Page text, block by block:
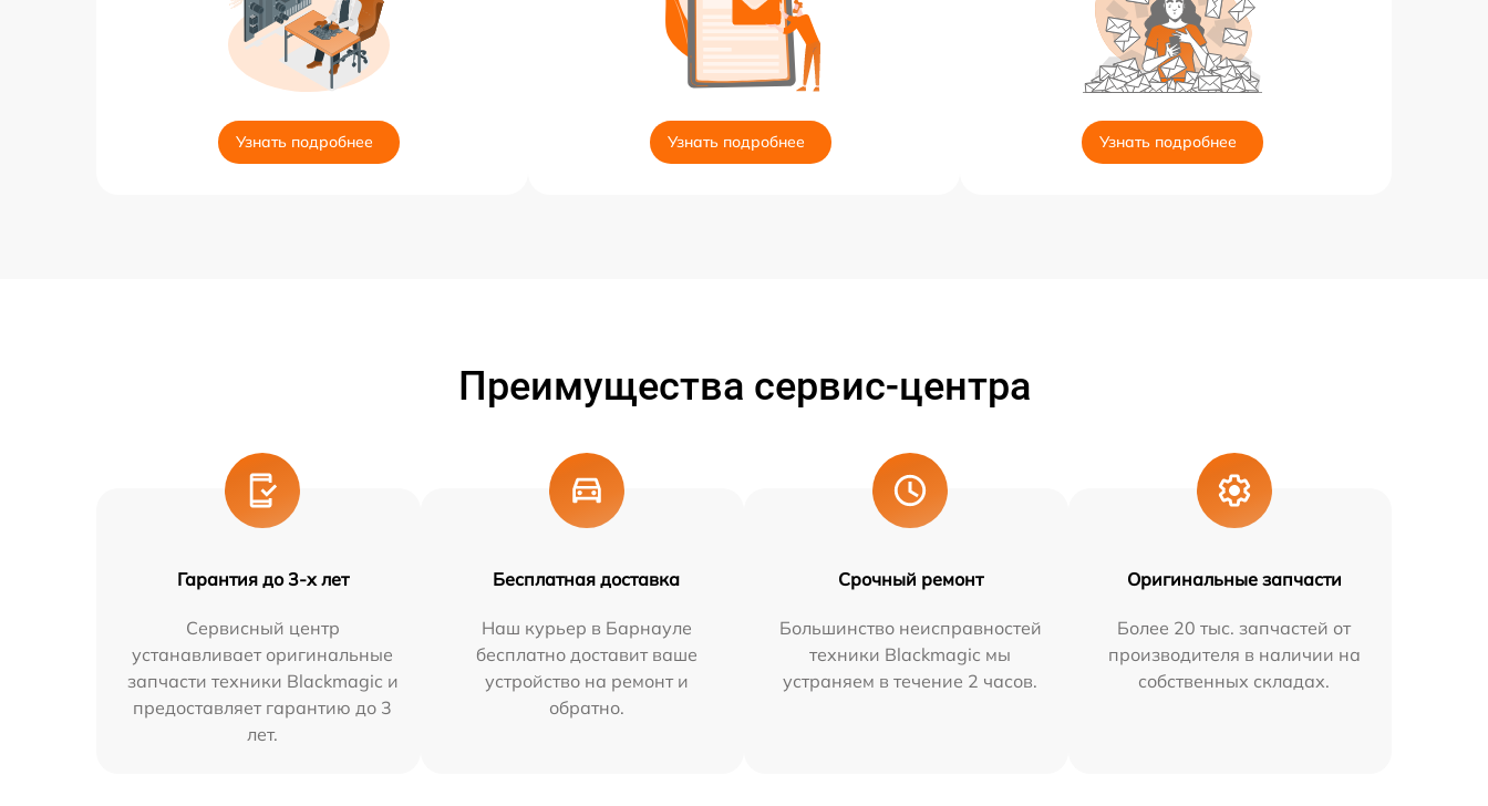
Узнать подробнее Узнать подробнее Узнать подробнее
Преимущества сервис-центра
Гарантия до 3-х лет
Сервисный центр
устанавливает оригинальные
запчасти техники Blackmagic и
предоставляет гарантию до 3
лет.
Бесплатная доставка
Наш курьер в Барнауле
бесплатно доставит ваше
устройство на ремонт и
обратно.
Срочный ремонт
Большинство неисправностей
техники Blackmagic мы
устраняем в течение 2 часов.
Оригинальные запчасти
Более 20 тыс. запчастей от
производителя в наличии на
собственных складах.